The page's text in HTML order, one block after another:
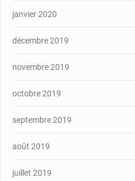
janvier 2020
décembre 2019
novembre 2019
octobre 2019
septembre 2019
août 2019
juillet 2019